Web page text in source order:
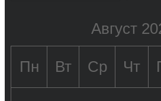
Август
Пн Вт Ср Чт